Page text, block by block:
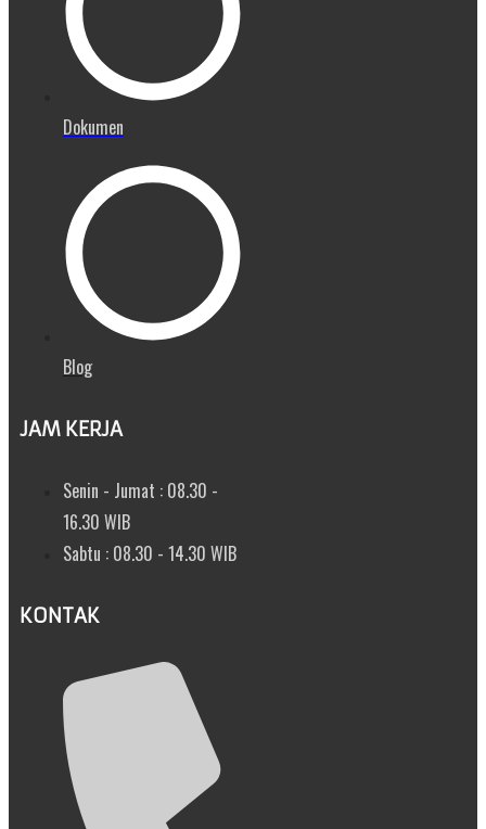
Dokumen
Blog
JAM KERJA
Senin - Jumat : 08.30 -
16.30 WIB
Sabtu : 08.30 - 14.30 WIB
KONTAK